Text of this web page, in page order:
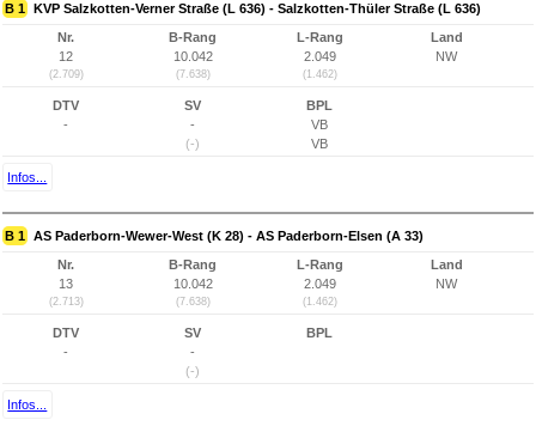
B 1 KVP Salzkotten-Verner Straße (L 636) - Salzkotten-Thüler Straße (L 636)
Nr.
12
(2.709)
B-Rang
10.042
(7.638)
L-Rang
2.049
(1.462)
Land
NW
DTV
-
SV
-
(-)
BPL
VB
VB
Infos...
B 1 AS Paderborn-Wewer-West (K 28) - AS Paderborn-Elsen (A 33)
Nr.
13
(2.713)
B-Rang
10.042
(7.638)
L-Rang
2.049
(1.462)
Land
NW
DTV
-
SV
-
(-)
BPL
Infos...